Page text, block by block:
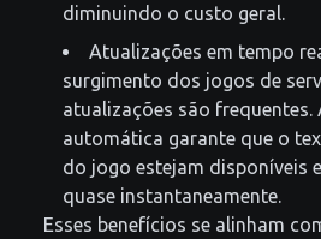
diminuindo o custo geral.
Atualizações em tempo
surgimento dos jogos de
atualizações são frequentes.
automática garante que o
do jogo estejam disponíveis
quase instantaneamente.
Esses benefícios se alinham